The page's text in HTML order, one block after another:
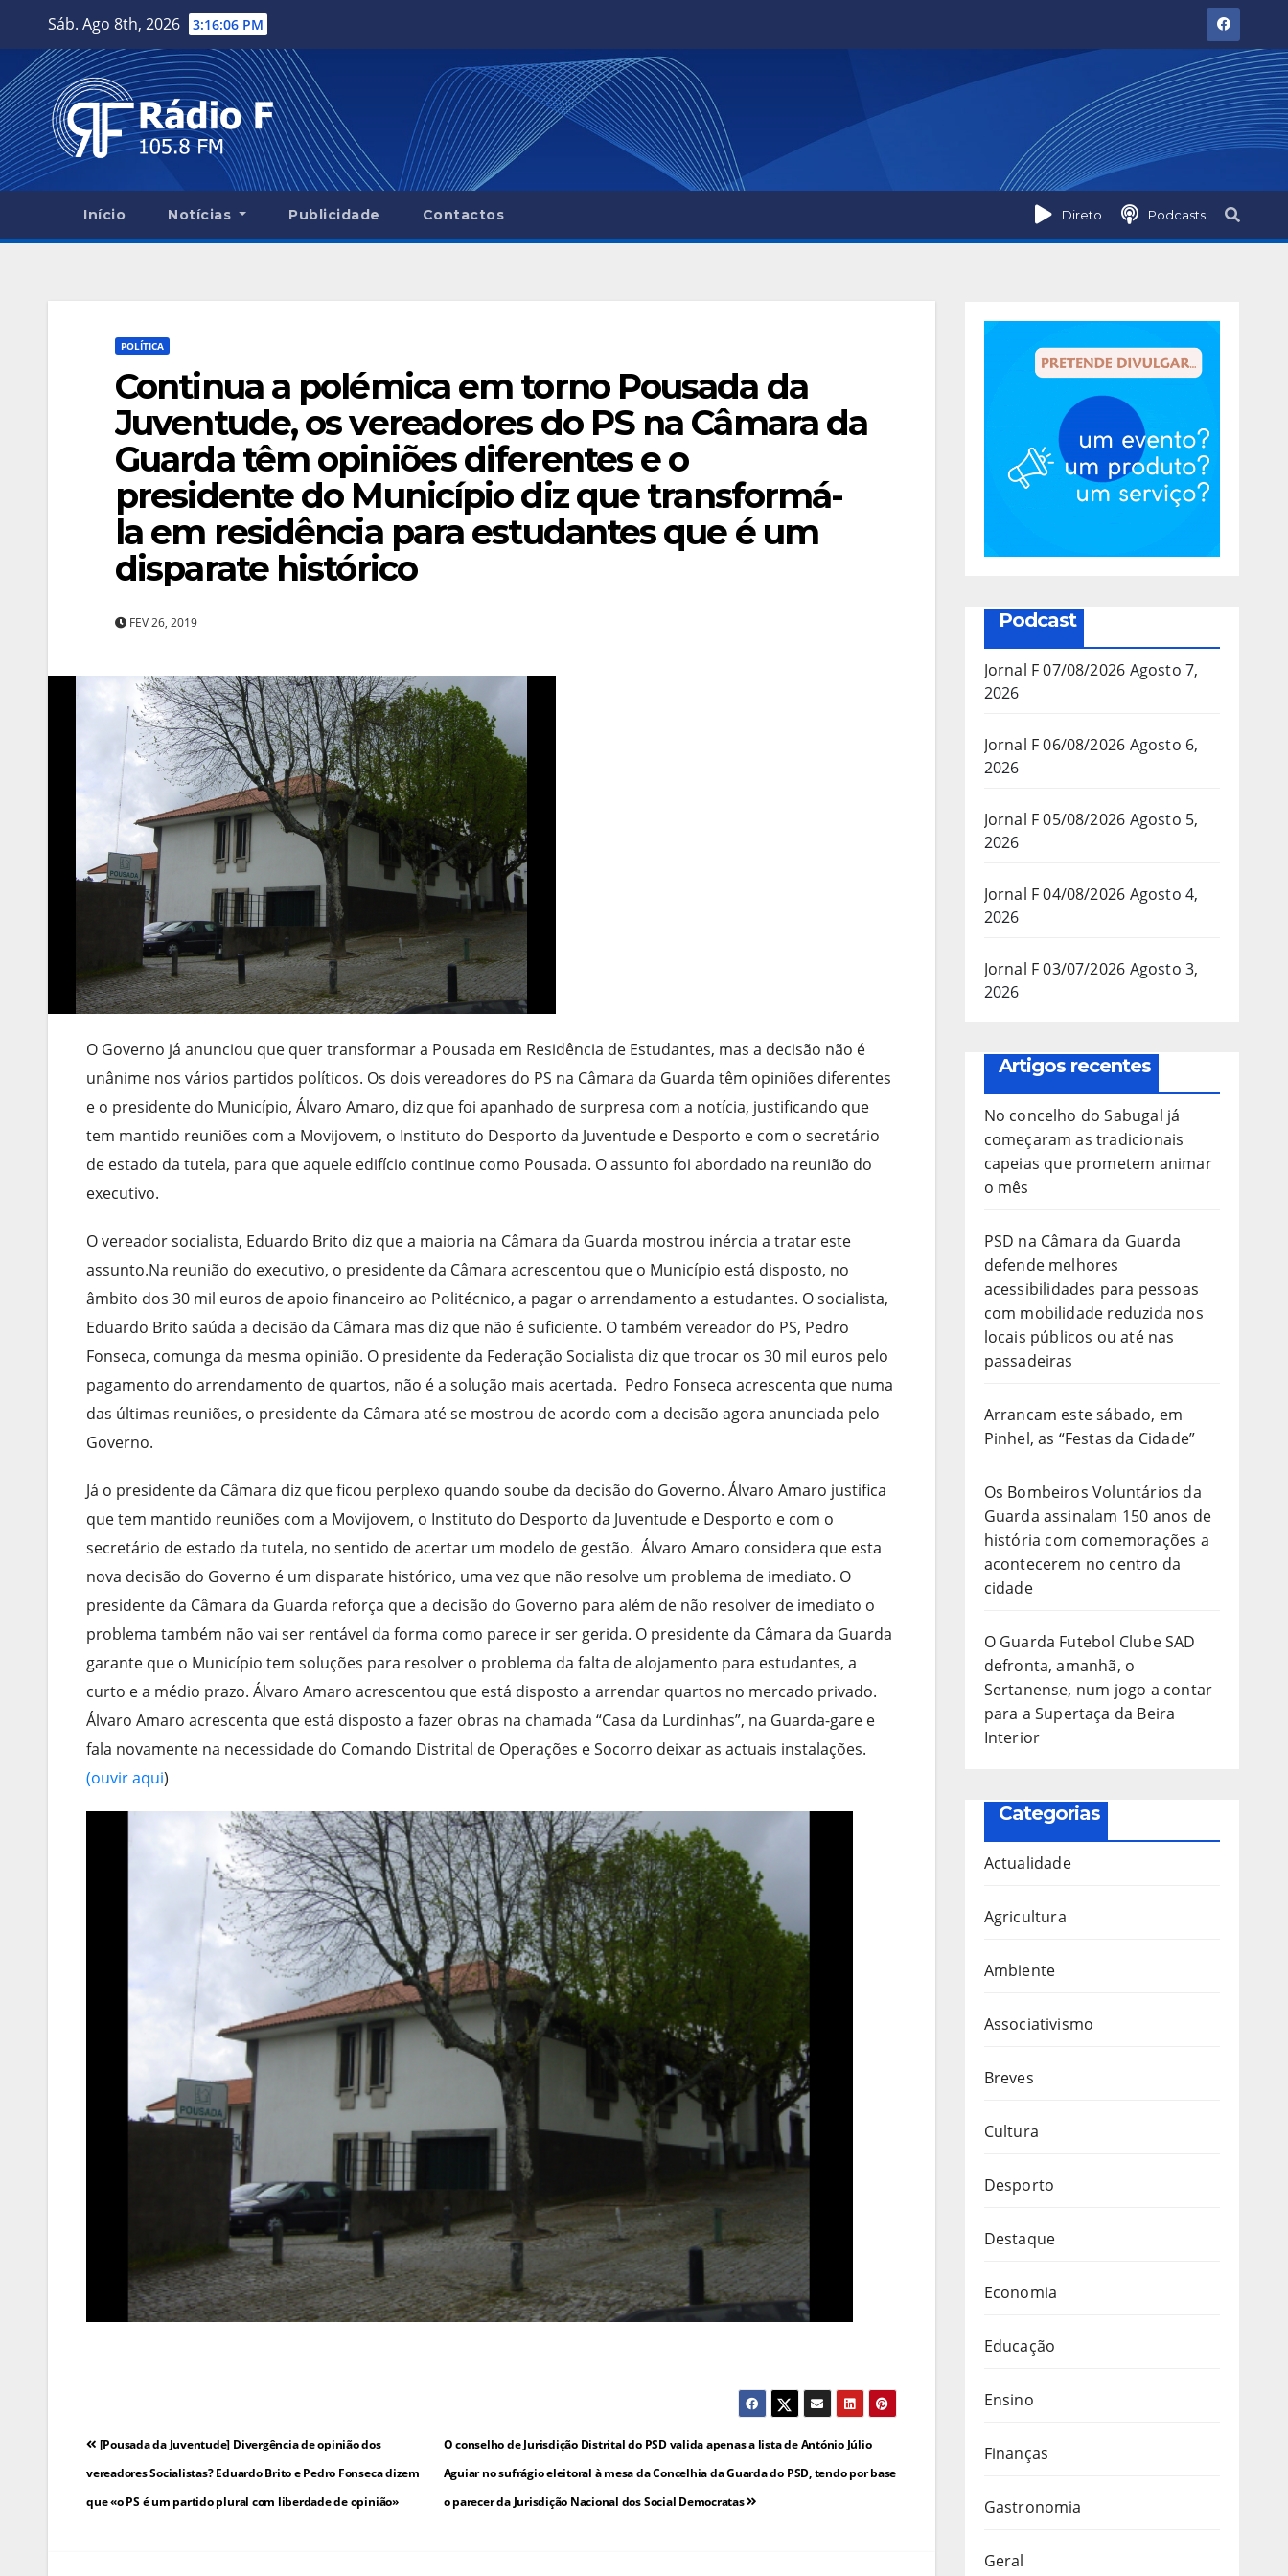
content
Sáb. Ago 8th, 2026 3:16:07 PM
Direto Podcasts
Início Notícias Publicidade Contactos
POLÍTICA
Continua a polémica em torno Pousada da
Juventude, os vereadores do PS na Câmara da
Guarda têm opiniões diferentes e o
presidente do Município diz que transformá-
la em residência para estudantes que é um
disparate histórico
FEV 26, 2019
O Governo já anunciou que quer transformar a Pousada em Residência de Estudantes, mas a decisão não é
unânime nos vários partidos políticos. Os dois vereadores do PS na Câmara da Guarda têm opiniões diferentes
e o presidente do Município, Álvaro Amaro, diz que foi apanhado de surpresa com a notícia, justificando que
tem mantido reuniões com a Movijovem, o Instituto do Desporto da Juventude e Desporto e com o secretário
de estado da tutela, para que aquele edifício continue como Pousada. O assunto foi abordado na reunião do
executivo.
O vereador socialista, Eduardo Brito diz que a maioria na Câmara da Guarda mostrou inércia a tratar este
assunto.Na reunião do executivo, o presidente da Câmara acrescentou que o Município está disposto, no
âmbito dos 30 mil euros de apoio financeiro ao Politécnico, a pagar o arrendamento a estudantes. O socialista,
Eduardo Brito saúda a decisão da Câmara mas diz que não é suficiente. O também vereador do PS, Pedro
Fonseca, comunga da mesma opinião. O presidente da Federação Socialista diz que trocar os 30 mil euros pelo
pagamento do arrendamento de quartos, não é a solução mais acertada. Pedro Fonseca acrescenta que numa
das últimas reuniões, o presidente da Câmara até se mostrou de acordo com a decisão agora anunciada pelo
Governo.
Já o presidente da Câmara diz que ficou perplexo quando soube da decisão do Governo. Álvaro Amaro justifica
que tem mantido reuniões com a Movijovem, o Instituto do Desporto da Juventude e Desporto e com o
secretário de estado da tutela, no sentido de acertar um modelo de gestão. Álvaro Amaro considera que esta
nova decisão do Governo é um disparate histórico, uma vez que não resolve um problema de imediato. O
presidente da Câmara da Guarda reforça que a decisão do Governo para além de não resolver de imediato o
problema também não vai ser rentável da forma como parece ir ser gerida. O presidente da Câmara da Guarda
garante que o Município tem soluções para resolver o problema da falta de alojamento para estudantes, a
curto e a médio prazo. Álvaro Amaro acrescentou que está disposto a arrendar quartos no mercado privado.
Álvaro Amaro acrescenta que está disposto a fazer obras na chamada “Casa da Lurdinhas”, na Guarda-gare e
fala novamente na necessidade do Comando Distrital de Operações e Socorro deixar as actuais instalações.
(ouvir aqui)
Navegação
de
artigos
O conselho de Jurisdição Distrital do PSD valida apenas a lista de António Júlio
Aguiar no sufrágio eleitoral à mesa da Concelhia da Guarda do PSD, tendo por base
o parecer da Jurisdição Nacional dos Social Democratas
[Pousada da Juventude] Divergência de opinião dos
vereadores Socialistas? Eduardo Brito e Pedro Fonseca dizem
que «o PS é um partido plural com liberdade de opinião»
Podcast
Jornal F 07/08/2026 Agosto 7,
2026
Jornal F 06/08/2026 Agosto 6,
2026
Jornal F 05/08/2026 Agosto 5,
2026
Jornal F 04/08/2026 Agosto 4,
2026
Jornal F 03/07/2026 Agosto 3,
2026
Artigos recentes
No concelho do Sabugal já
começaram as tradicionais
capeias que prometem animar
o mês
PSD na Câmara da Guarda
defende melhores
acessibilidades para pessoas
com mobilidade reduzida nos
locais públicos ou até nas
passadeiras
Arrancam este sábado, em
Pinhel, as “Festas da Cidade”
Os Bombeiros Voluntários da
Guarda assinalam 150 anos de
história com comemorações a
acontecerem no centro da
cidade
O Guarda Futebol Clube SAD
defronta, amanhã, o
Sertanense, num jogo a contar
para a Supertaça da Beira
Interior
Categorias
Actualidade
Agricultura
Ambiente
Associativismo
Breves
Cultura
Desporto
Destaque
Economia
Educação
Ensino
Finanças
Gastronomia
Geral